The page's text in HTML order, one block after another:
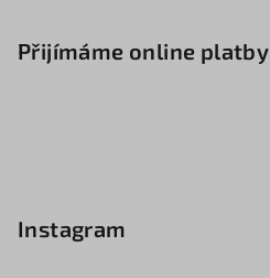
Přijímáme online platby
Instagram